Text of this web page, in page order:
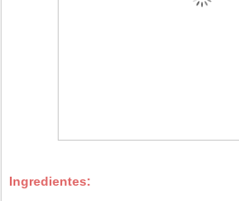
Ingredientes: